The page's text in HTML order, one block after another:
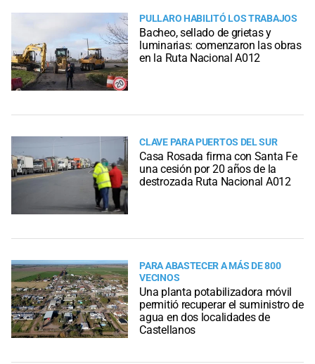
PULLARO HABILITÓ LOS TRABAJOS
Bacheo, sellado de grietas y
luminarias: comenzaron las obras
en la Ruta Nacional A012
CLAVE PARA PUERTOS DEL SUR
Casa Rosada firma con Santa Fe
una cesión por 20 años de la
destrozada Ruta Nacional A012
PARA ABASTECER A MÁS DE 800
VECINOS
Una planta potabilizadora móvil
permitió recuperar el suministro de
agua en dos localidades de
Castellanos